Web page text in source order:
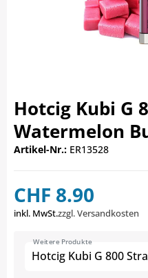
Hotcig Kubi G
Watermelon
Artikel-Nr.: ER13528
CHF 8.90
inkl. MwSt.zzgl. Versandkosten
Weitere Produkte